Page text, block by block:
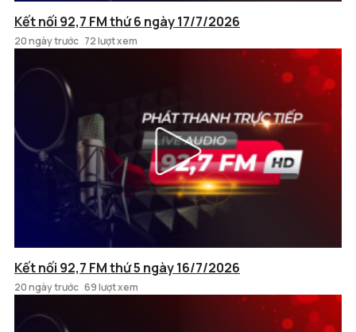
Kết nối 92,7 FM thứ 6 ngày 17/7/2026
20 ngày trước 72 lượt xem
Kết nối 92,7 FM thứ 5 ngày 16/7/2026
20 ngày trước 69 lượt xem